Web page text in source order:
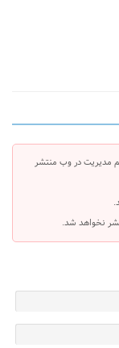
مدیریت در وب منتشر
نخواهد شد.